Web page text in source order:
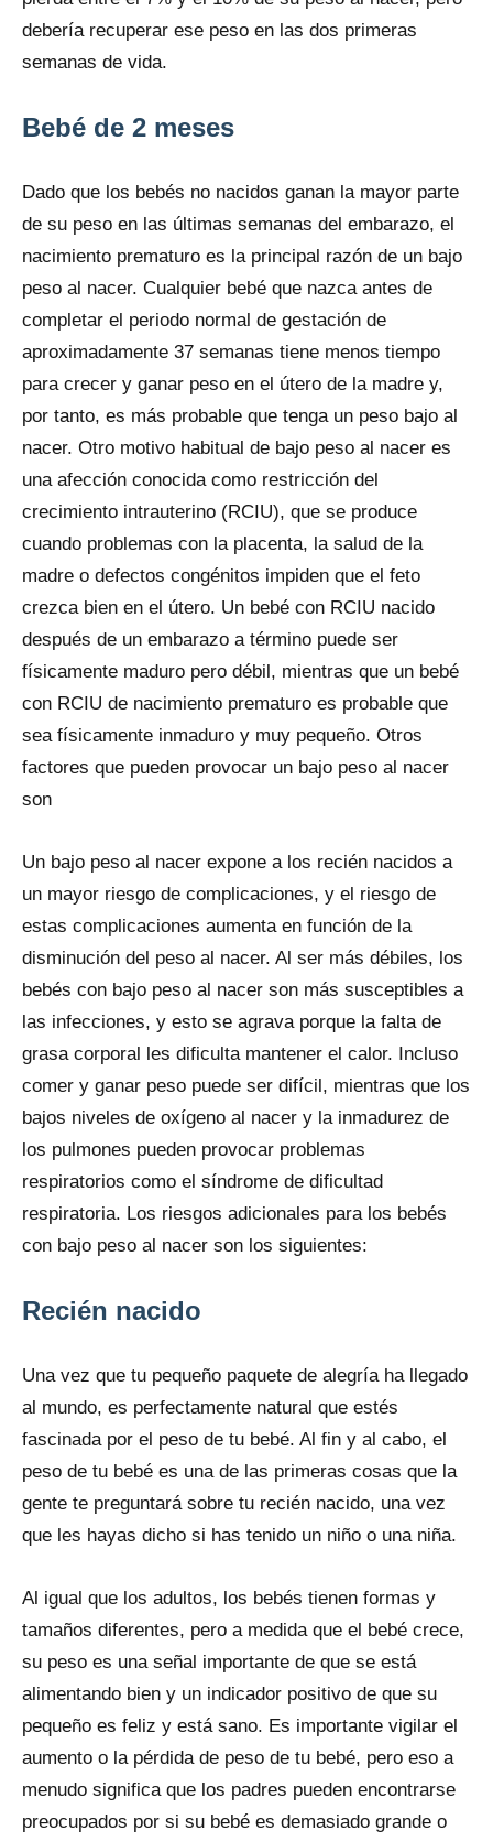
debería recuperar ese peso en las dos primeras
semanas de vida.
Bebé de 2 meses
Dado que los bebés no nacidos ganan la mayor parte
de su peso en las últimas semanas del embarazo, el
nacimiento prematuro es la principal razón de un bajo
peso al nacer. Cualquier bebé que nazca antes de
completar el periodo normal de gestación de
aproximadamente 37 semanas tiene menos tiempo
para crecer y ganar peso en el útero de la madre y,
por tanto, es más probable que tenga un peso bajo al
nacer. Otro motivo habitual de bajo peso al nacer es
una afección conocida como restricción del
crecimiento intrauterino (RCIU), que se produce
cuando problemas con la placenta, la salud de la
madre o defectos congénitos impiden que el feto
crezca bien en el útero. Un bebé con RCIU nacido
después de un embarazo a término puede ser
físicamente maduro pero débil, mientras que un bebé
con RCIU de nacimiento prematuro es probable que
sea físicamente inmaduro y muy pequeño. Otros
factores que pueden provocar un bajo peso al nacer
son
Un bajo peso al nacer expone a los recién nacidos a
un mayor riesgo de complicaciones, y el riesgo de
estas complicaciones aumenta en función de la
disminución del peso al nacer. Al ser más débiles, los
bebés con bajo peso al nacer son más susceptibles a
las infecciones, y esto se agrava porque la falta de
grasa corporal les dificulta mantener el calor. Incluso
comer y ganar peso puede ser difícil, mientras que los
bajos niveles de oxígeno al nacer y la inmadurez de
los pulmones pueden provocar problemas
respiratorios como el síndrome de dificultad
respiratoria. Los riesgos adicionales para los bebés
con bajo peso al nacer son los siguientes:
Recién nacido
Una vez que tu pequeño paquete de alegría ha llegado
al mundo, es perfectamente natural que estés
fascinada por el peso de tu bebé. Al fin y al cabo, el
peso de tu bebé es una de las primeras cosas que la
gente te preguntará sobre tu recién nacido, una vez
que les hayas dicho si has tenido un niño o una niña.
Al igual que los adultos, los bebés tienen formas y
tamaños diferentes, pero a medida que el bebé crece,
su peso es una señal importante de que se está
alimentando bien y un indicador positivo de que su
pequeño es feliz y está sano. Es importante vigilar el
aumento o la pérdida de peso de tu bebé, pero eso a
menudo significa que los padres pueden encontrarse
preocupados por si su bebé es demasiado grande o